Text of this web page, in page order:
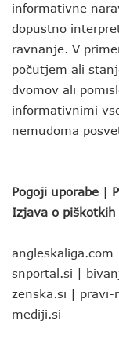
informativne
dopustno
ravnanje. V
počutjem ali
dvomov ali
informativnimi
nemudoma
Pogoji uporabe |
Izjava o piškotkih
angleskaliga.com
snportal.si |
zenska.si | pravi-
mediji.si